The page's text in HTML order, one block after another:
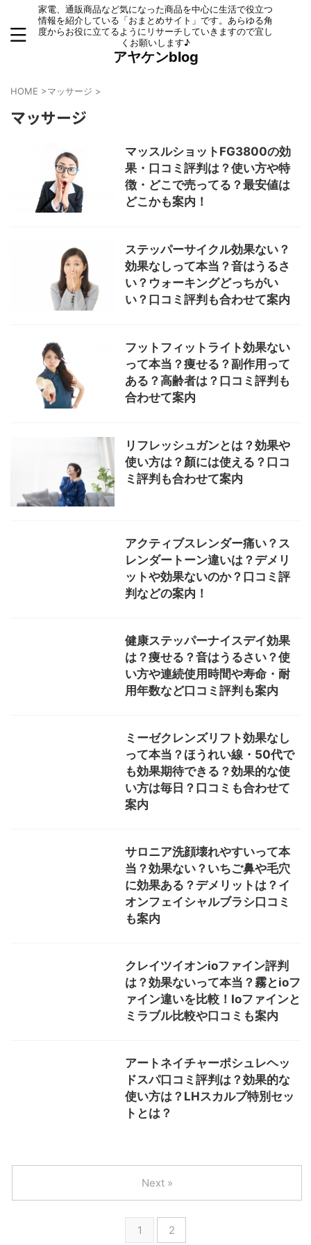
家電、通販商品など気になった商品を中心に生活で役立つ
情報を紹介している「おまとめサイト」です。あらゆる角
度からお役に立てるようにリサーチしていきますので宜し
くお願いします♪
アヤケンblog
HOME >マッサージ >
マッサージ
マッスルショットFG3800の効
果・口コミ評判は？使い方や特
徴・どこで売ってる？最安値は
どこかも案内！
ステッパーサイクル効果ない？
効果なしって本当？音はうるさ
い？ウォーキングどっちがい
い？口コミ評判も合わせて案内
フットフィットライト効果ない
って本当？痩せる？副作用って
ある？高齢者は？口コミ評判も
合わせて案内
リフレッシュガンとは？効果や
使い方は？顏には使える？口コ
ミ評判も合わせて案内
アクティブスレンダー痛い？ス
レンダートーン違いは？デメリ
ットや効果ないのか？口コミ評
判などの案内！
健康ステッパーナイスデイ効果
は？痩せる？音はうるさい？使
い方や連続使用時間や寿命・耐
用年数など口コミ評判も案内
ミーゼクレンズリフト効果なし
って本当？ほうれい線・50代で
も効果期待できる？効果的な使
い方は毎日？口コミも合わせて
案内
サロニア洗顔壊れやすいって本
当？効果ない？いちご鼻や毛穴
に効果ある？デメリットは？イ
オンフェイシャルブラシ口コミ
も案内
クレイツイオンioファイン評判
は？効果ないって本当？霧とioフ
ァイン違いを比較！Ioファインと
ミラブル比較や口コミも案内
アートネイチャーポシュレヘッ
ドスパ口コミ評判は？効果的な
使い方は？LHスカルプ特別セッ
トとは？
1 2
Next »